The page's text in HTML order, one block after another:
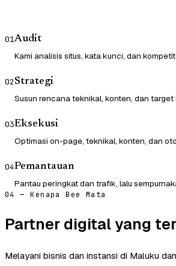
01Audit
Kami analisis situs, kata kunci, dan
02Strategi
Susun rencana teknikal, konten, dan target
03Eksekusi
Optimasi on-page, teknikal, konten, dan
04Pemantauan
Pantau peringkat dan trafik, lalu
04 — Kenapa Bee Mata
Partner digital yang
Melayani bisnis dan instansi di Maluku